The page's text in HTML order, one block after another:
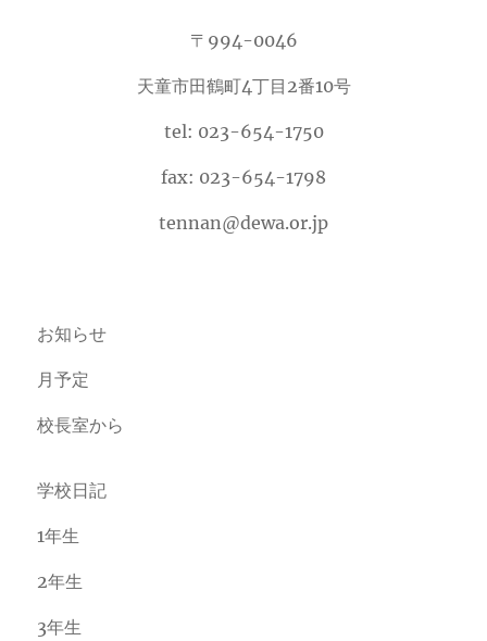
〒994-0046
天童市田鶴町4丁目2番10号
tel: 023-654-1750
fax: 023-654-1798
tennan@dewa.or.jp
お知らせ
月予定
校長室から
学校日記
1年生
2年生
3年生